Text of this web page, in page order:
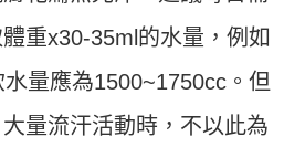
重x30-35ml的水量，例如
量應為1500~1750cc。但
量流汗活動時，不以此為